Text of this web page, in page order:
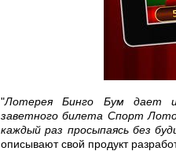
"Лотерея Бинго Бум дает
заветного билета Спорт
каждый раз просыпаясь без
описывают свой продукт